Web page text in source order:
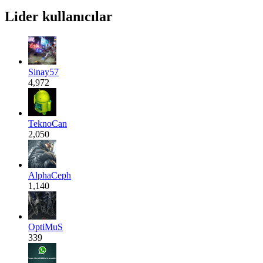
Lider kullanıcılar
Sinay57
4,972
TeknoCan
2,050
AlphaCeph
1,140
OptiMuS
339